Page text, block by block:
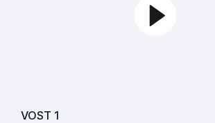
VOST 1